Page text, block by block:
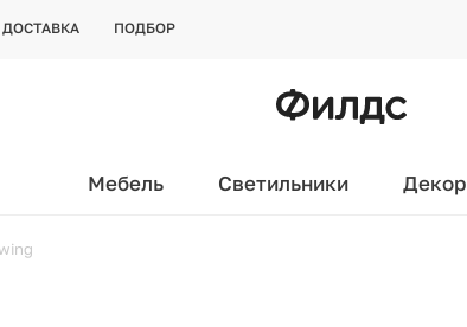
ДОСТАВКА ПОДБОР
Мебель Светильники Декор